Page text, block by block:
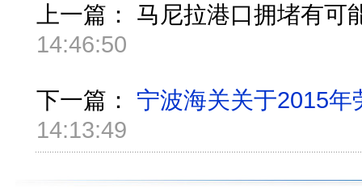
上一篇：
马尼拉港口拥堵有可
14:46:50
下一篇：
宁波海关关于2015
14:13:49